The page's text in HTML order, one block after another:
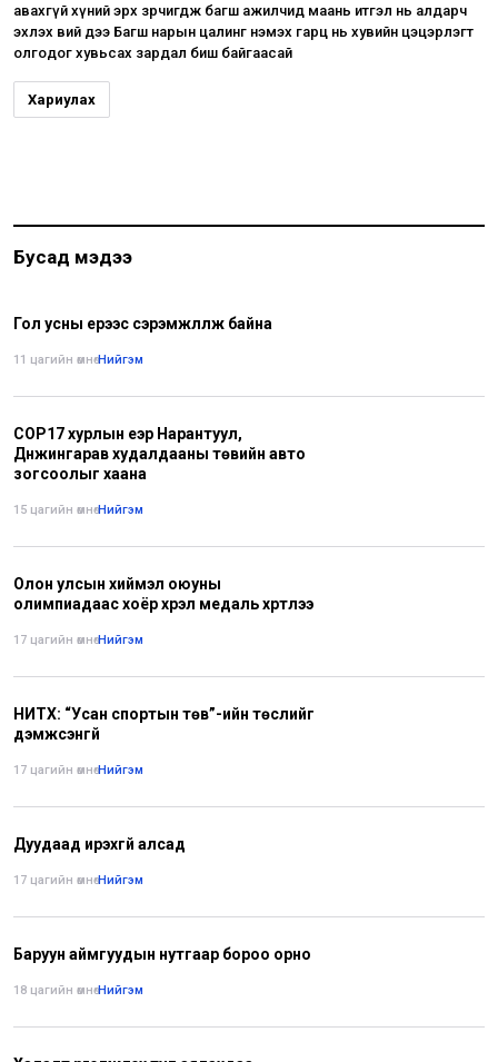
авахгүй хүний эрх зөрчигдөж багш ажилчид маань итгэл нь алдарч
эхлэх вий дээ Багш нарын цалинг нэмэх гарц нь хувийн цэцэрлэгт
олгодог хувьсах зардал биш байгаасай
Хариулах
Бусад мэдээ
Гол усны үерээс сэрэмжлүүлж байна
11 цагийн өмнө•Нийгэм
COP17 хурлын үеэр Нарантуул,
Дүнжингарав худалдааны төвийн авто
зогсоолыг хаана
15 цагийн өмнө•Нийгэм
Олон улсын хиймэл оюуны
олимпиадаас хоёр хүрэл медаль хүртлээ
17 цагийн өмнө•Нийгэм
НИТХ: “Усан спортын төв”-ийн төслийг
дэмжсэнгүй
17 цагийн өмнө•Нийгэм
Дуудаад ирэхгүй алсад
17 цагийн өмнө•Нийгэм
Баруун аймгуудын нутгаар бороо орно
18 цагийн өмнө•Нийгэм